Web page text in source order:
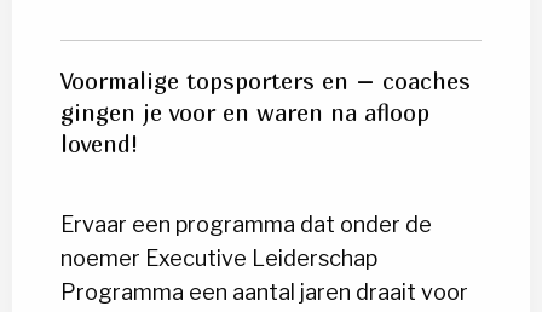
Voormalige topsporters en – coaches
gingen je voor en waren na afloop
lovend!
Ervaar een programma dat onder de
noemer Executive Leiderschap
Programma een aantal jaren draait voor